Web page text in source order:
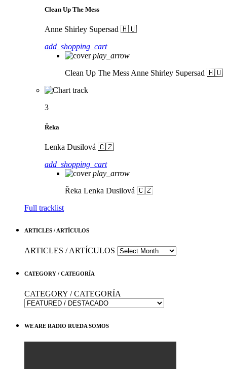
Clean Up The Mess
Anne Shirley Supersad 🇭🇺
add_shopping_cart
play_arrow
Clean Up The Mess Anne Shirley Supersad 🇭🇺
3
Řeka
Lenka Dusilová 🇨🇿
add_shopping_cart
play_arrow
Řeka Lenka Dusilová 🇨🇿
Full tracklist
ARTICLES / ARTÍCULOS
ARTICLES / ARTÍCULOS
CATEGORY / CATEGORÍA
CATEGORY / CATEGORÍA
WE ARE RADIO RUEDA SOMOS